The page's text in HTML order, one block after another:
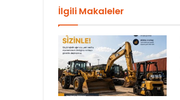
İlgili Makaleler